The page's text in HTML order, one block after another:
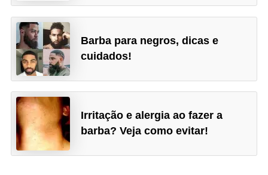
Barba para negros, dicas e
cuidados!
Irritação e alergia ao fazer a
barba? Veja como evitar!
a
c
e
s
s
ó
r